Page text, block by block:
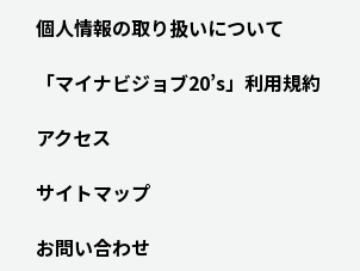
個人情報の取り扱いについて
「マイナビジョブ20’s」利用規約
アクセス
サイトマップ
お問い合わせ